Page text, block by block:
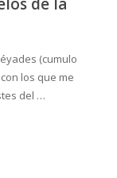
(cumulo
los que me
del …